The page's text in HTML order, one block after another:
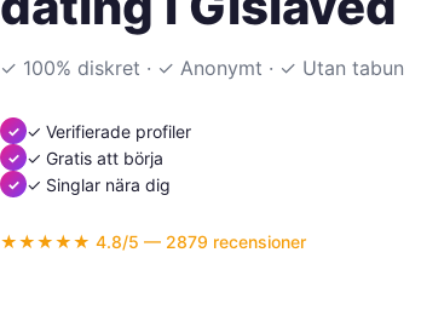
✓ 100% diskret · ✓ Anonymt · ✓ Utan tabun
✓ Verifierade profiler
✓ Gratis att börja
✓ Singlar nära dig
★★★★★ 4.8/5 — 2879 recensioner